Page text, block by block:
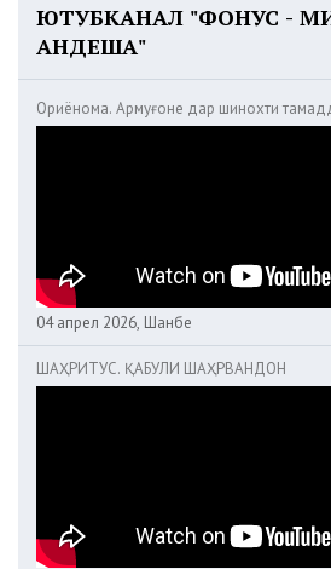
ЮТУБКАНАЛ "ФОНУС -
АНДЕША"
Ориёнома. Армуғоне дар шинохти
04 апрел 2026, Шанбе
ШАҲРИТУС. ҚАБУЛИ ШАҲРВАНДОН